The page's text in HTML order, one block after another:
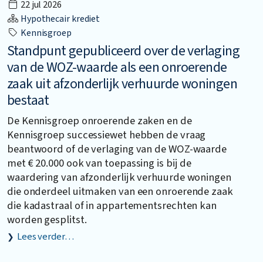
22 jul 2026
Hypothecair krediet
Kennisgroep
Standpunt gepubliceerd over de verlaging
van de WOZ-waarde als een onroerende
zaak uit afzonderlijk verhuurde woningen
bestaat
De Kennisgroep onroerende zaken en de
Kennisgroep successiewet hebben de vraag
beantwoord of de verlaging van de WOZ-waarde
met € 20.000 ook van toepassing is bij de
waardering van afzonderlijk verhuurde woningen
die onderdeel uitmaken van een onroerende zaak
die kadastraal of in appartementsrechten kan
worden gesplitst.
Lees verder…